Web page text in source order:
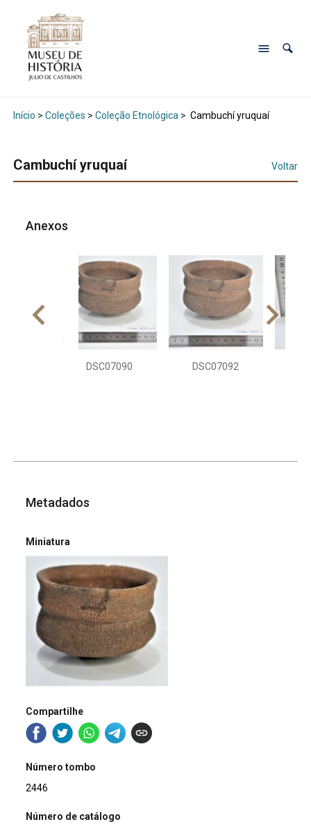
Início > Coleções > Coleção Etnológica > Cambuchí yruquaí
Cambuchí yruquaí Voltar
Anexos
DSC07090 DSC07092
Metadados
Miniatura
Compartilhe
Número tombo
2446
Número de catálogo